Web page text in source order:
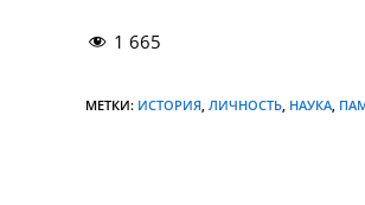
1 665
МЕТКИ: ИСТОРИЯ ЛИЧНОСТЬ НАУКА